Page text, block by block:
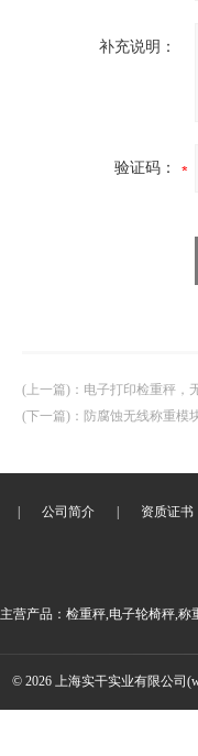
补充说明：
验证码：
(上一篇) ： 电子打印检重秤，
(下一篇) ： 防腐蚀无线称重模
公司简介 资质证书
主营产品：检重秤,电子轮椅秤,
© 2026 上海实干实业有限公司